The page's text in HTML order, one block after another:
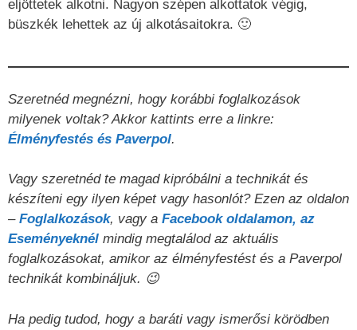
eljöttetek alkotni. Nagyon szépen alkottatok végig,
büszkék lehettek az új alkotásaitokra. 🙂
Szeretnéd megnézni, hogy korábbi foglalkozások
milyenek voltak? Akkor kattints erre a linkre:
Élményfestés és Paverpol.
Vagy szeretnéd te magad kipróbálni a technikát és
készíteni egy ilyen képet vagy hasonlót? Ezen az oldalon
– Foglalkozások, vagy a Facebook oldalamon, az
Eseményeknél mindig megtalálod az aktuális
foglalkozásokat, amikor az élményfestést és a Paverpol
technikát kombináljuk. 😉
Ha pedig tudod, hogy a baráti vagy ismerősi körödben